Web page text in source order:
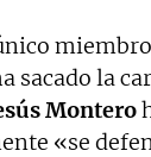
sacado la
Montero
«se